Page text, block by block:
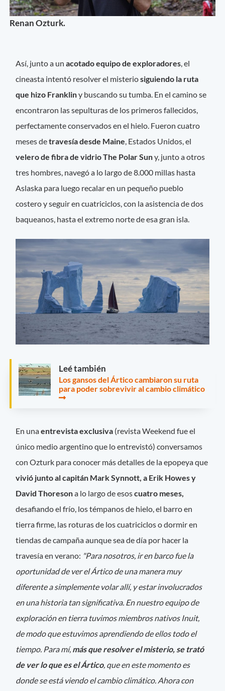
Renan Ozturk.
Así, junto a un acotado equipo de exploradores, el
cineasta intentó resolver el misteriosiguiendo la ruta
que hizo Frankliny buscando su tumba. En el camino se
encontraron las sepulturas de los primeros fallecidos,
perfectamente conservados en el hielo. Fueron cuatro
meses detravesía desde Maine, Estados Unidos, el
velero de fibra de vidrio The Polar Suny, junto a otros
tres hombres, navegó a lo largo de 8.000 millas hasta
Aslaska para luego recalar en un pequeño pueblo
costero y seguir en cuatriciclos, con la asistencia de dos
baqueanos, hasta el extremo norte de esa gran isla.
Leé también
Los gansos del Ártico cambiaron su ruta
para poder sobrevivir al cambio climático
En unaentrevista exclusiva (revista Weekend fue el
único medio argentino que lo entrevistó) conversamos
con Ozturk para conocer más detalles de la epopeya que
vivió junto al capitán Mark Synnott, a Erik Howes y
David Thoresona lo largo de esoscuatro meses,
desafiando el frío, los témpanos de hielo, el barro en
tierra firme, las roturas de los cuatriciclos o dormir en
tiendas de campaña aunque sea de día por hacer la
travesía en verano: "Para nosotros, ir en barco fue la
oportunidad de ver el Ártico de una manera muy
diferente a simplemente volar allí, y estar involucrados
en una historia tan significativa. En nuestro equipo de
exploración en tierra tuvimos miembros nativos Inuit,
de modo que estuvimos aprendiendo de ellos todo el
tiempo. Para mí, más que resolver el misterio, se trató
de ver lo que es el Ártico, que en este momento es
donde se está viendo el cambio climático. Ahora con